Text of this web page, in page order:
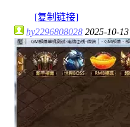
[复制链接]
hy2296808028 2025-10-